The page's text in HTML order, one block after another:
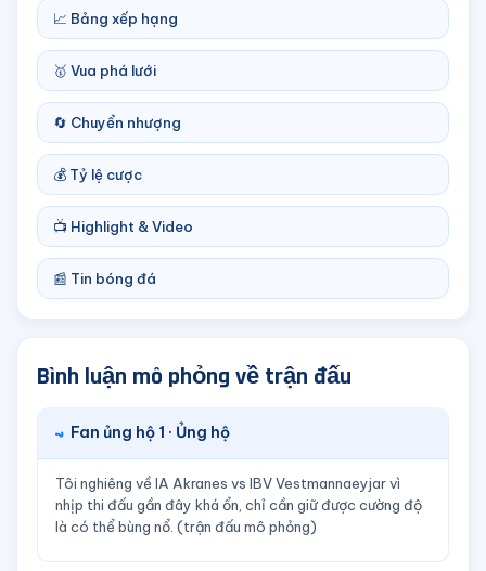
📈 Bảng xếp hạng
🥇 Vua phá lưới
🔄 Chuyển nhượng
💰 Tỷ lệ cược
📺 Highlight & Video
📰 Tin bóng đá
Bình luận mô phỏng về trận đấu
Fan ủng hộ 1 · Ủng hộ
Tôi nghiêng về IA Akranes vs IBV Vestmannaeyjar vì
nhịp thi đấu gần đây khá ổn, chỉ cần giữ được cường độ
là có thể bùng nổ. (trận đấu mô phỏng)